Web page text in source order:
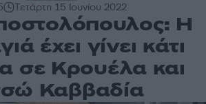
Τετάρτη 15 Ιουνίου 2022
Η
έχει γίνει κάτι
σε Κρουέλα και
Καββαδία